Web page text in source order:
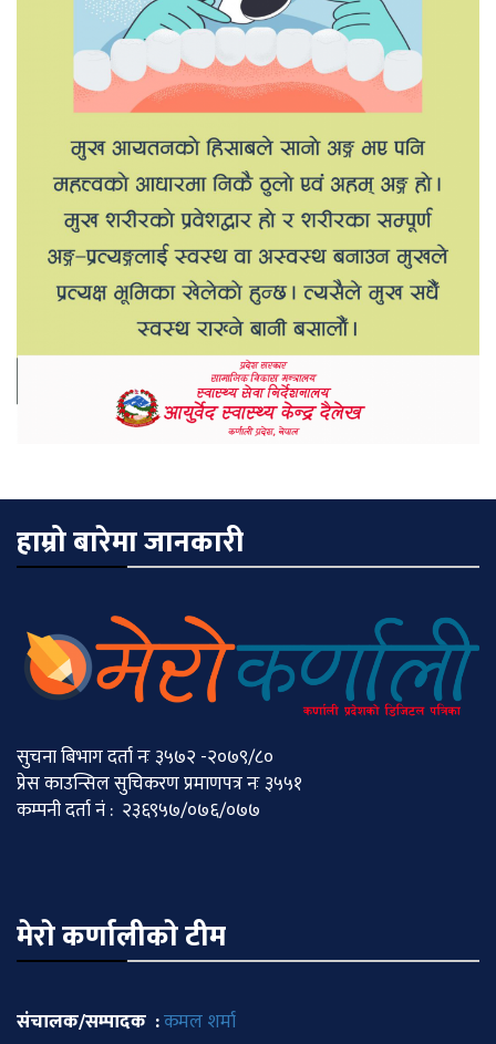
हाम्रो बारेमा जानकारी
सुचना बिभाग दर्ता नः ३५७२ -२०७९/८०
प्रेस काउन्सिल सुचिकरण प्रमाणपत्र नः ३५५१
कम्पनी दर्ता नं : २३६९५७/०७६/०७७
मेराे कर्णालीकाे टीम
संचालक/सम्पादक :कमल शर्मा